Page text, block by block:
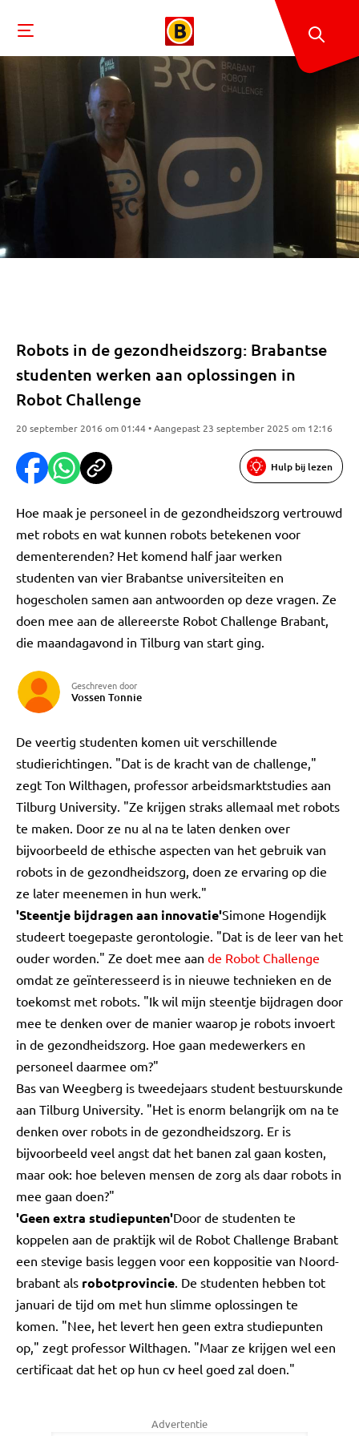
Robots in de gezondheidszorg: Brabantse
studenten werken aan oplossingen in
Robot Challenge
20 september 2016 om 01:44 • Aangepast 23 september 2025 om 12:16
Hulp bij lezen
Hoe maak je personeel in de gezondheidszorg vertrouwd
met robots en wat kunnen robots betekenen voor
dementerenden? Het komend half jaar werken
studenten van vier Brabantse universiteiten en
hogescholen samen aan antwoorden op deze vragen. Ze
doen mee aan de allereerste Robot Challenge Brabant,
die maandagavond in Tilburg van start ging.
Geschreven door
Vossen Tonnie
De veertig studenten komen uit verschillende
studierichtingen. "Dat is de kracht van de challenge,"
zegt Ton Wilthagen, professor arbeidsmarktstudies aan
Tilburg University. "Ze krijgen straks allemaal met robots
te maken. Door ze nu al na te laten denken over
bijvoorbeeld de ethische aspecten van het gebruik van
robots in de gezondheidszorg, doen ze ervaring op die
ze later meenemen in hun werk."
'Steentje bijdragen aan innovatie'Simone Hogendijk
studeert toegepaste gerontologie. "Dat is de leer van het
ouder worden." Ze doet mee aan de Robot Challenge
omdat ze geïnteresseerd is in nieuwe technieken en de
toekomst met robots. "Ik wil mijn steentje bijdragen door
mee te denken over de manier waarop je robots invoert
in de gezondheidszorg. Hoe gaan medewerkers en
personeel daarmee om?"
Bas van Weegberg is tweedejaars student bestuurskunde
aan Tilburg University. "Het is enorm belangrijk om na te
denken over robots in de gezondheidszorg. Er is
bijvoorbeeld veel angst dat het banen zal gaan kosten,
maar ook: hoe beleven mensen de zorg als daar robots in
mee gaan doen?"
'Geen extra studiepunten'Door de studenten te
koppelen aan de praktijk wil de Robot Challenge Brabant
een stevige basis leggen voor een koppositie van Noord-
brabant als robotprovincie. De studenten hebben tot
januari de tijd om met hun slimme oplossingen te
komen. "Nee, het levert hen geen extra studiepunten
op," zegt professor Wilthagen. "Maar ze krijgen wel een
certificaat dat het op hun cv heel goed zal doen."
Advertentie